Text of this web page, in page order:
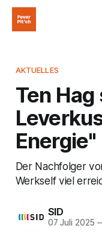
AKTUELLES
Ten
Energie"
Der Nachfolger
Werkself viel
SID
07 Juli 2025